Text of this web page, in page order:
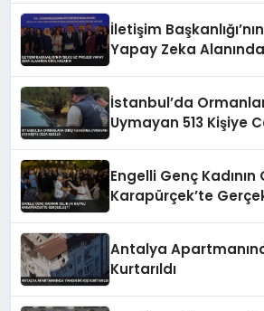
İletişim
Yapay Zeka
İstanbul’da
Uymayan 513 Kişiye
Engelli Genç
Karapürçek’te
Antalya
Kurtarıldı